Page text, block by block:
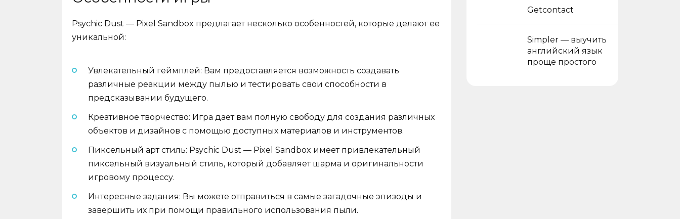
Psychic Dust — Pixel Sandbox предлагает несколько особенностей, которые делают ее
уникальной:
Увлекательный геймплей: Вам предоставляется возможность создавать
различные реакции между пылью и тестировать свои способности в
предсказывании будущего.
Креативное творчество: Игра дает вам полную свободу для создания различных
объектов и дизайнов с помощью доступных материалов и инструментов.
Пиксельный арт стиль: Psychic Dust — Pixel Sandbox имеет привлекательный
пиксельный визуальный стиль, который добавляет шарма и оригинальности
игровому процессу.
Интересные задания: Вы можете отправиться в самые загадочные эпизоды и
завершить их при помощи правильного использования пыли.
Getcontact
Simpler — выучить
английский язык
проще простого